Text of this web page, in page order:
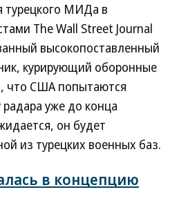
турецкого МИДа в
The Wall Street Journal
высокопоставленный
курирующий оборонные
что США попытаются
уже до конца
он будет
из турецких военных баз.
в концепцию